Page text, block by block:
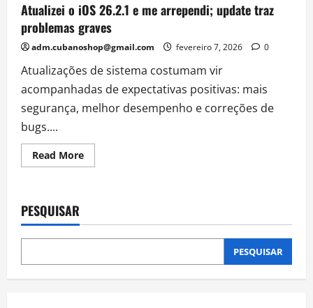
Atualizei o iOS 26.2.1 e me arrependi; update traz
problemas graves
adm.cubanoshop@gmail.com fevereiro 7, 2026 0
Atualizações de sistema costumam vir
acompanhadas de expectativas positivas: mais
segurança, melhor desempenho e correções de
bugs....
Read MoreRead
more
e
arrependi;
traz
graves
PESQUISAR
PESQUISAR